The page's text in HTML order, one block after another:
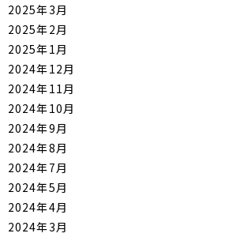
2025年3月
2025年2月
2025年1月
2024年12月
2024年11月
2024年10月
2024年9月
2024年8月
2024年7月
2024年5月
2024年4月
2024年3月